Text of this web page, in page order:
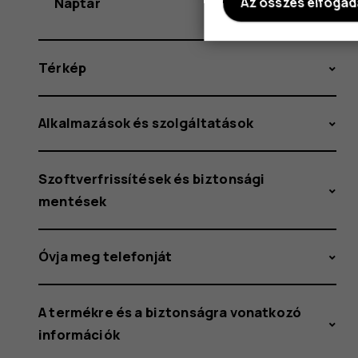
Térkép
Alkalmazások és szolgáltatások
Szoftverfrissítések és biztonsági
mentések
Óvja meg telefonját
A termékre és a biztonságra vonatkozó
információk